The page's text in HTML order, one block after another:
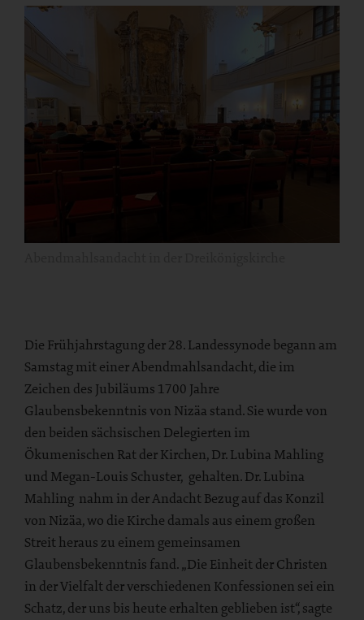
Die Frühjahrstagung der 28. Landessynode begann am
Samstag mit einer Abendmahlsandacht, die im
Zeichen des Jubiläums 1700 Jahre
Glaubensbekenntnis von Nizäa stand. Sie wurde von
den beiden sächsischen Delegierten im
Ökumenischen Rat der Kirchen, Dr. Lubina Mahling
und Megan-Louis Schuster, gehalten. Dr. Lubina
Mahling nahm in der Andacht Bezug auf das Konzil
von Nizäa, wo die Kirche damals aus einem großen
Streit heraus zu einem gemeinsamen
Glaubensbekenntnis fand. „Die Einheit der Christen
in der Vielfalt der verschiedenen Konfessionen sei ein
Schatz, der uns bis heute erhalten geblieben ist“, sagte